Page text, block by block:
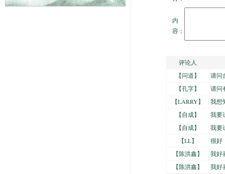
内
容：
评论人
【问道】
请问
【孔字】
请问
【LARRY】
我想
【自成】
我要
【自成】
我要
【LL】
很好
【陈洪鑫】
我好
【陈洪鑫】 我好